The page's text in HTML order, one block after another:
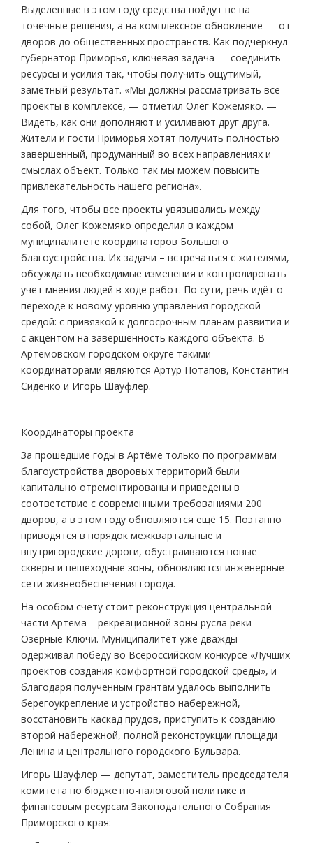
Выделенные в этом году средства пойдут не на
точечные решения, а на комплексное обновление — от
дворов до общественных пространств. Как подчеркнул
губернатор Приморья, ключевая задача — соединить
ресурсы и усилия так, чтобы получить ощутимый,
заметный результат. «Мы должны рассматривать все
проекты в комплексе, — отметил Олег Кожемяко. —
Видеть, как они дополняют и усиливают друг друга.
Жители и гости Приморья хотят получить полностью
завершенный, продуманный во всех направлениях и
смыслах объект. Только так мы можем повысить
привлекательность нашего региона».
Для того, чтобы все проекты увязывались между
собой, Олег Кожемяко определил в каждом
муниципалитете координаторов Большого
благоустройства. Их задачи – встречаться c жителями,
обсуждать необходимые изменения и контролировать
учет мнения людей в ходе работ. По сути, речь идёт о
переходе к новому уровню управления городской
средой: с привязкой к долгосрочным планам развития и
с акцентом на завершенность каждого объекта. В
Артемовском городском округе такими
координаторами являются Артур Потапов, Константин
Сиденко и Игорь Шауфлер.
Координаторы проекта
За прошедшие годы в Артёме только по программам
благоустройства дворовых территорий были
капитально отремонтированы и приведены в
соответствие с современными требованиями 200
дворов, а в этом году обновляются ещё 15. Поэтапно
приводятся в порядок межквартальные и
внутригородские дороги, обустраиваются новые
скверы и пешеходные зоны, обновляются инженерные
сети жизнеобеспечения города.
На особом счету стоит реконструкция центральной
части Артёма – рекреационной зоны русла реки
Озёрные Ключи. Муниципалитет уже дважды
одерживал победу во Всероссийском конкурсе «Лучших
проектов создания комфортной городской среды», и
благодаря полученным грантам удалось выполнить
берегоукрепление и устройство набережной,
восстановить каскад прудов, приступить к созданию
второй набережной, полной реконструкции площади
Ленина и центрального городского Бульвара.
Игорь Шауфлер — депутат, заместитель председателя
комитета по бюджетно-налоговой политике и
финансовым ресурсам Законодательного Собрания
Приморского края: